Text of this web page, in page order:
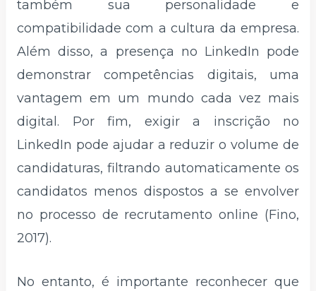
também sua personalidade e
compatibilidade com a cultura da empresa.
Além disso, a presença no LinkedIn pode
demonstrar competências digitais, uma
vantagem em um mundo cada vez mais
digital. Por fim, exigir a inscrição no
LinkedIn pode ajudar a reduzir o volume de
candidaturas, filtrando automaticamente os
candidatos menos dispostos a se envolver
no processo de recrutamento online (Fino,
2017).
No entanto, é importante reconhecer que